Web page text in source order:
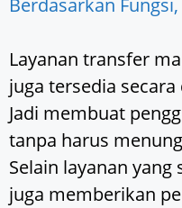
Berdasarkan
Layanan transfer
juga tersedia
Jadi membuat
tanpa harus
Selain layanan
juga memberikan